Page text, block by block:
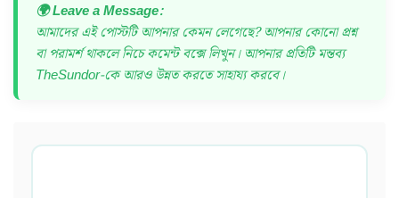
🌍 Leave a Message:
আমাদের এই পোস্টটি আপনার কেমন লেগেছে? আপনার কোনো প্রশ্ন
বা পরামর্শ থাকলে নিচে কমেন্ট বক্সে লিখুন। আপনার প্রতিটি মন্তব্য
TheSundor-কে আরও উন্নত করতে সাহায্য করবে।